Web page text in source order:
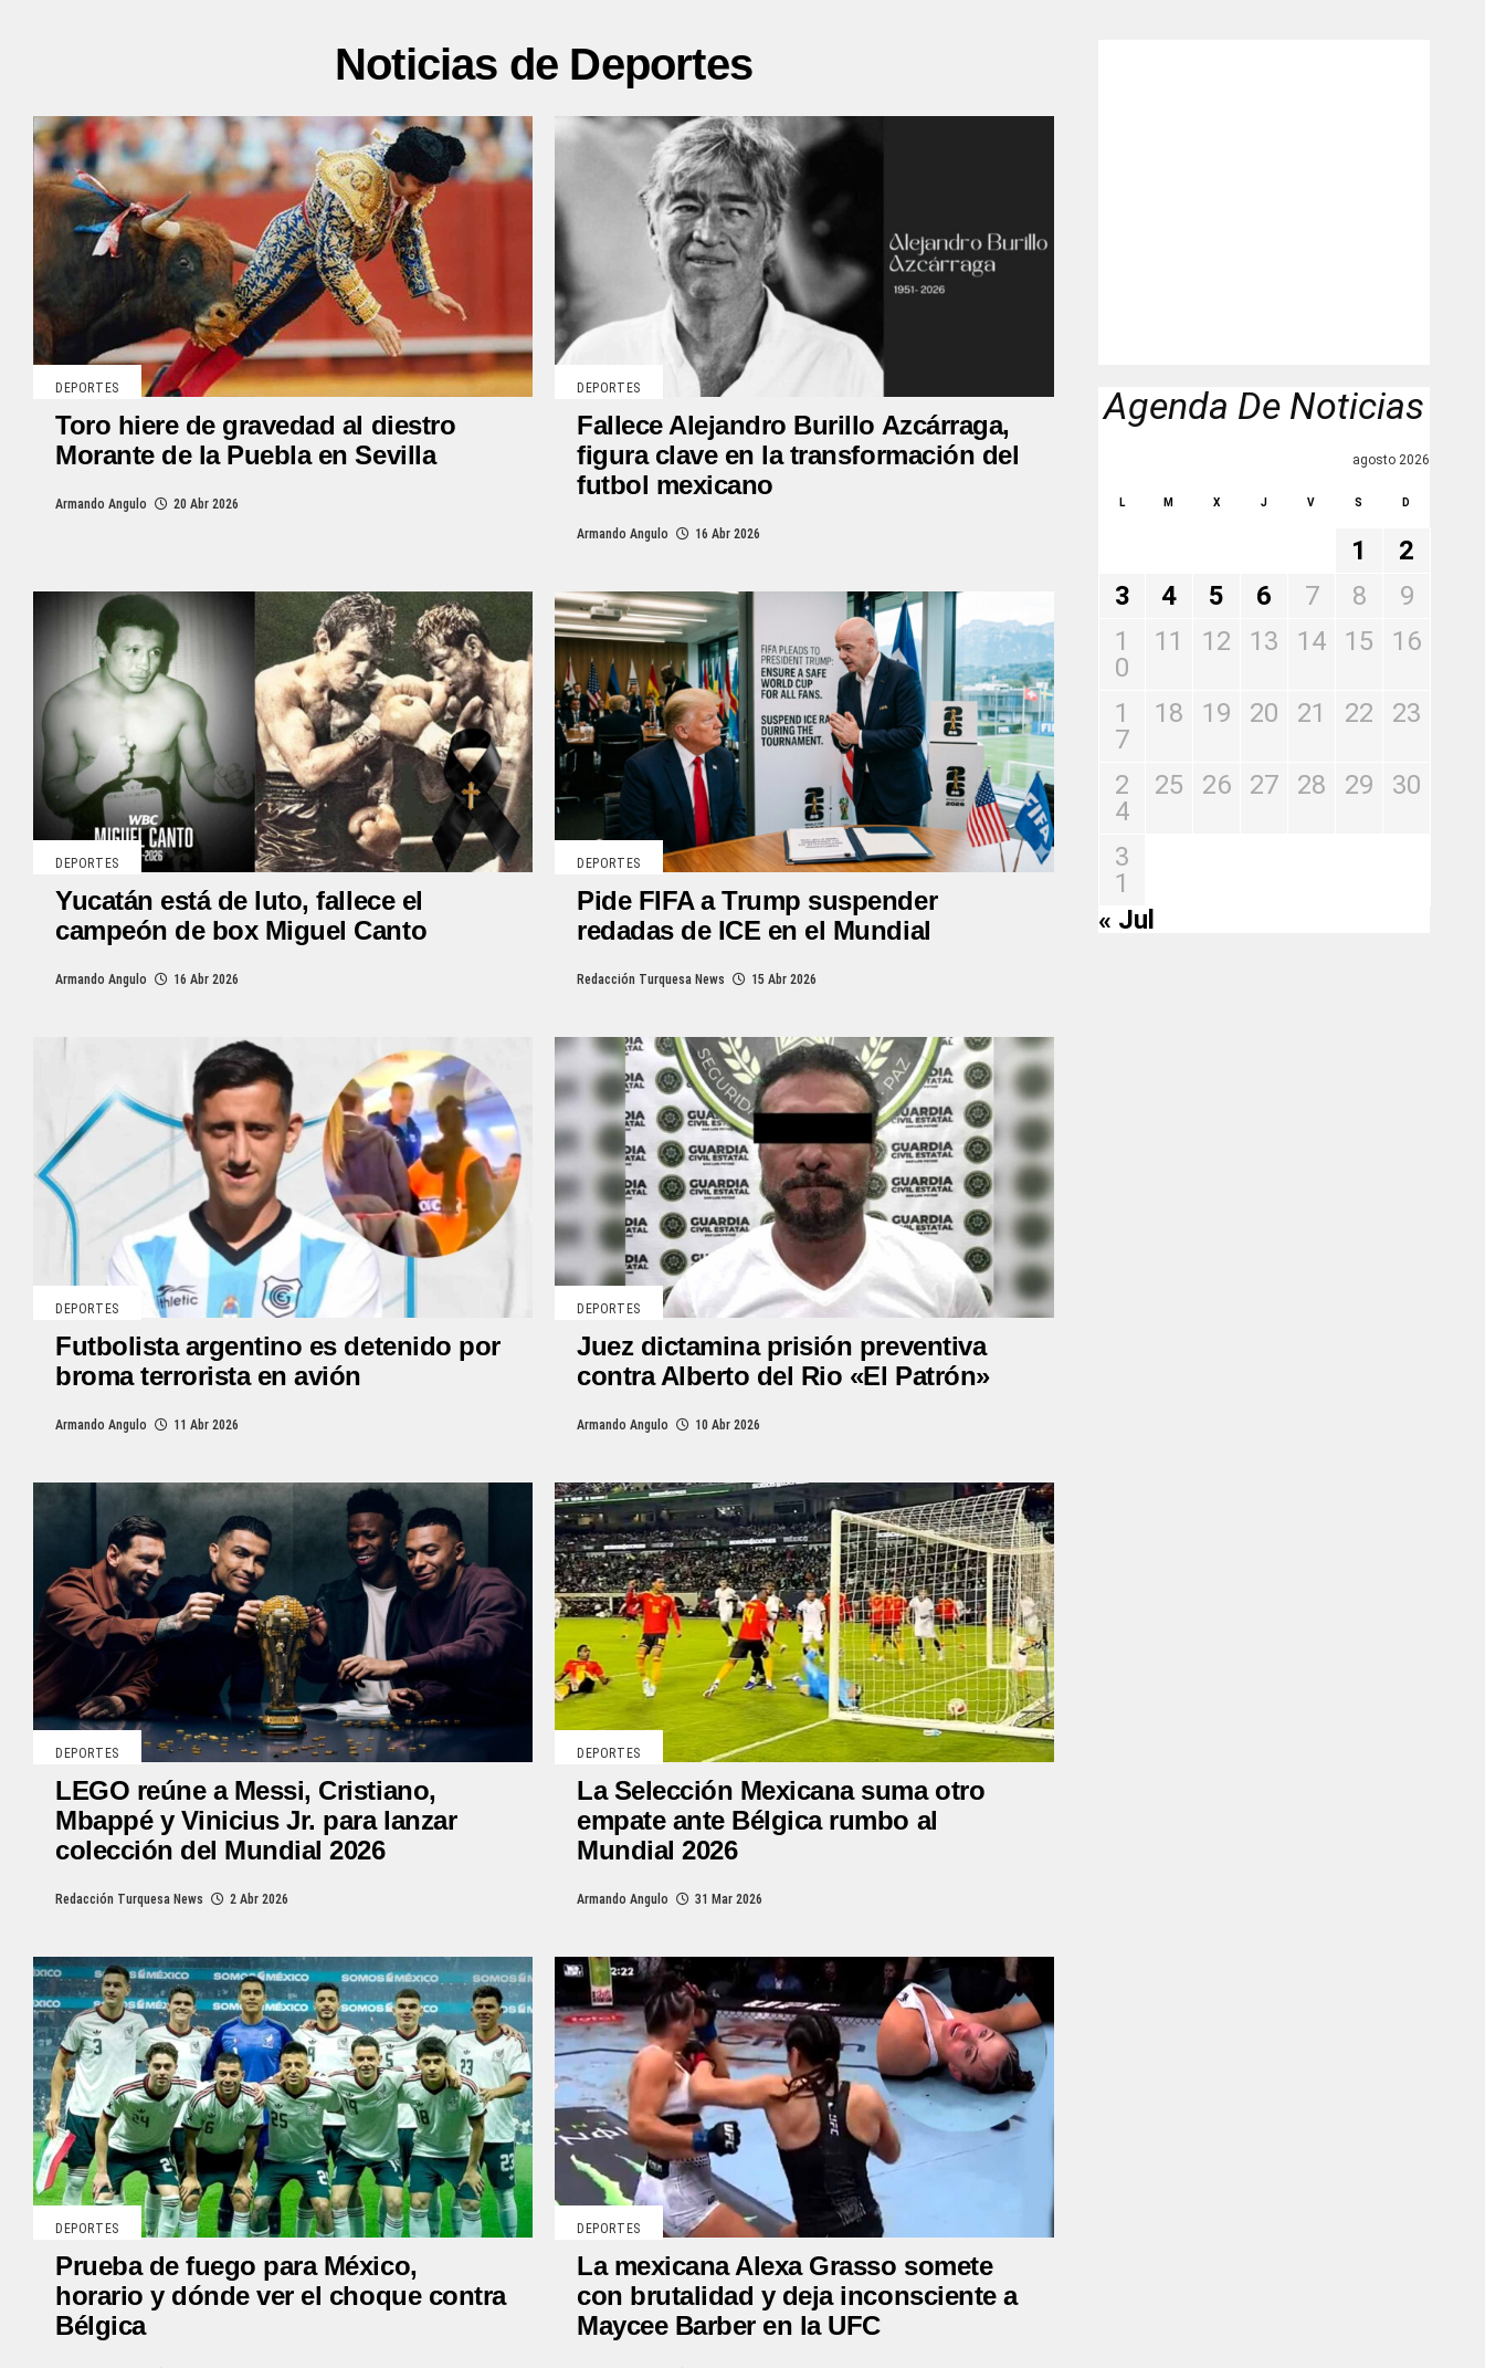
Noticias de Deportes
DEPORTES
Toro hiere de gravedad al diestro
Morante de la Puebla en Sevilla
Armando Angulo 20 Abr 2026
DEPORTES
Fallece Alejandro Burillo Azcárraga,
figura clave en la transformación del
futbol mexicano
Armando Angulo 16 Abr 2026
DEPORTES
Yucatán está de luto, fallece el
campeón de box Miguel Canto
Armando Angulo 16 Abr 2026
DEPORTES
Pide FIFA a Trump suspender
redadas de ICE en el Mundial
Redacción Turquesa News 15 Abr 2026
DEPORTES
Futbolista argentino es detenido por
broma terrorista en avión
Armando Angulo 11 Abr 2026
DEPORTES
Juez dictamina prisión preventiva
contra Alberto del Rio «El Patrón»
Armando Angulo 10 Abr 2026
DEPORTES
LEGO reúne a Messi, Cristiano,
Mbappé y Vinicius Jr. para lanzar
colección del Mundial 2026
Redacción Turquesa News 2 Abr 2026
DEPORTES
La Selección Mexicana suma otro
empate ante Bélgica rumbo al
Mundial 2026
Armando Angulo 31 Mar 2026
DEPORTES
Prueba de fuego para México,
horario y dónde ver el choque contra
Bélgica
DEPORTES
La mexicana Alexa Grasso somete
con brutalidad y deja inconsciente a
Maycee Barber en la UFC
Agenda De Noticias
agosto 2026
L M X J V S D
1
2
3
4 5 6 7 8
9
1
0
11 12 13 14 15 16
1
7
18 19 20 21 22 23
2
4
25 26 27 28 29 30
3
1
« Jul